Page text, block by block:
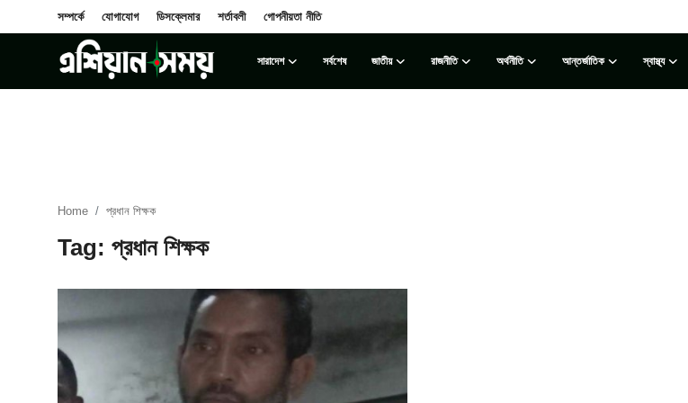
সম্পর্কে যোগাযোগ ডিসক্লেমার শর্তাবলী গোপনীয়তা নীতি
সারাদেশ সর্বশেষ জাতীয় রাজনীতি অর্থনীতি আন্তর্জাতিক স্বাস্থ্য
Home প্রধান শিক্ষক
Tag: প্রধান শিক্ষক